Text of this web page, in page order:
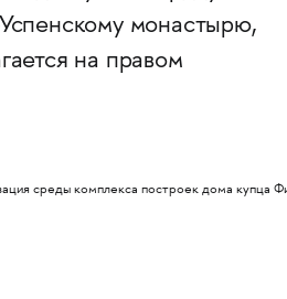
монастырю,
на правом